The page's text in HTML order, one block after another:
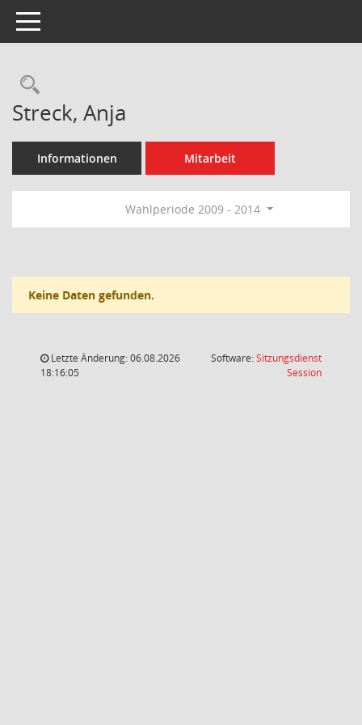
Toggle navigation
Rechercheauswahl
Streck, Anja
Informationen Mitarbeit
Wahlperiode 2009 - 2014
Keine Daten gefunden.
Letzte Änderung: 06.08.2026
18:16:05
Software:Sitzungsdienst
Session(Wird in